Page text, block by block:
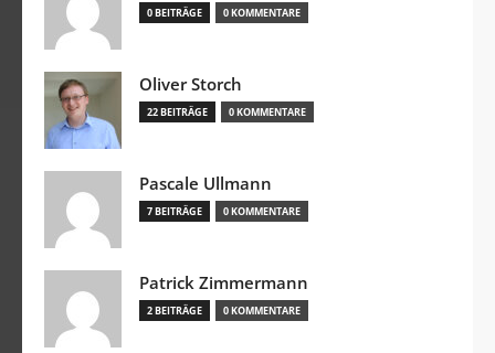
0 BEITRÄGE 0 KOMMENTARE
Oliver Storch
22 BEITRÄGE 0 KOMMENTARE
Pascale Ullmann
7 BEITRÄGE 0 KOMMENTARE
Patrick Zimmermann
2 BEITRÄGE 0 KOMMENTARE